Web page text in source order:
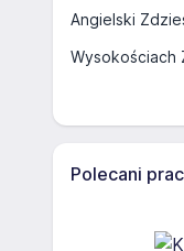
Angielski
Wysokościach
Polecani